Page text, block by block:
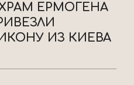
ЕРМОГЕНА
ИЗ КИЕВА